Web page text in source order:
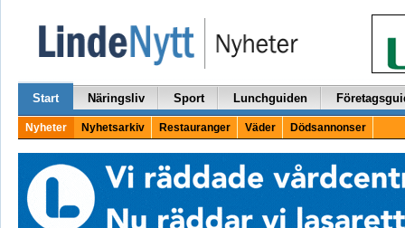
Start Näringsliv Sport Lunchguiden
Nyheter Nyhetsarkiv Restauranger Väder Dödsannonser